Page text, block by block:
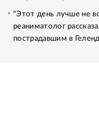
"Этот день лучше не
реаниматолог
пострадавшим в